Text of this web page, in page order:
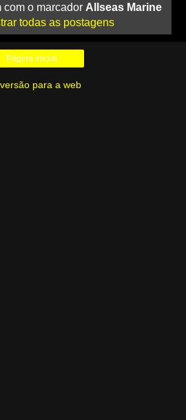
com o marcador Allseas Marine
todas as postagens
Página inicial
para a web